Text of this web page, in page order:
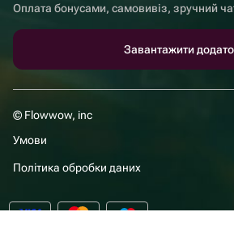
Оплата бонусами, самовивіз, зручний
Завантажити
© Flowwow, inc
Умови
Політика обробки даних